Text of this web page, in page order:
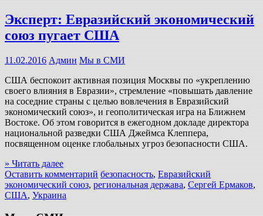
Эксперт: Евразийский экономический
союз пугает США
11.02.2016 Админ Мы в СМИ
США беспокоит активная позиция Москвы по «укреплению
своего влияния в Евразии», стремление «повышать давление
на соседние страны с целью вовлечения в Евразийский
экономический союз», и геополитическая игра на Ближнем
Востоке. Об этом говорится в ежегодном докладе директора
национальной разведки США Джеймса Клеппера,
посвященном оценке глобальных угроз безопасности США.
» Читать далее
Оставить комментарий безопасность, Евразийский
экономический союз, региональная держава, Сергей Ермаков,
США, Украина